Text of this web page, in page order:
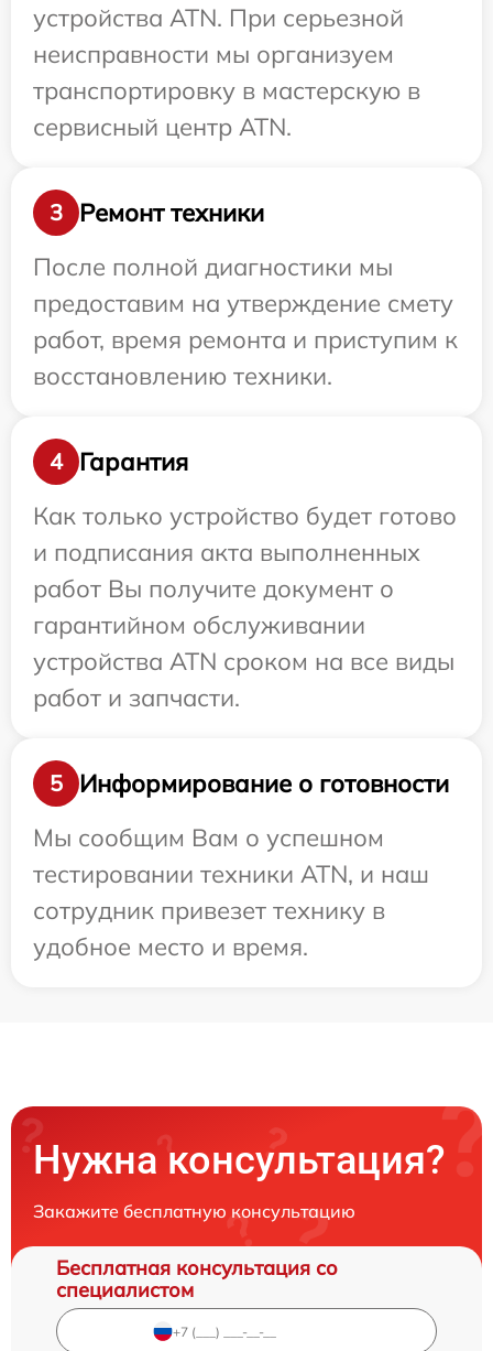
устройства ATN. При серьезной
неисправности мы организуем
транспортировку в мастерскую в
сервисный центр ATN.
3
Ремонт техники
После полной диагностики мы
предоставим на утверждение смету
работ, время ремонта и приступим к
восстановлению техники.
4
Гарантия
Как только устройство будет готово
и подписания акта выполненных
работ Вы получите документ о
гарантийном обслуживании
устройства ATN сроком на все виды
работ и запчасти.
5
Информирование о готовности
Мы сообщим Вам о успешном
тестировании техники ATN, и наш
сотрудник привезет технику в
удобное место и время.
Нужна консультация?
Закажите бесплатную консультацию
Бесплатная консультация со
специалистом